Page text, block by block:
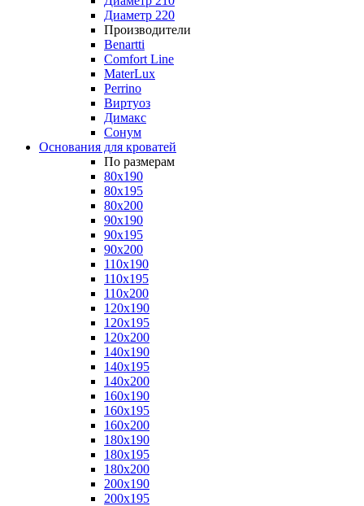
Диаметр 220
Производители
Benartti
Comfort Line
MaterLux
Perrino
Виртуоз
Димакс
Сонум
Основания для кроватей
По размерам
80x190
80x195
80x200
90x190
90x195
90x200
110x190
110x195
110x200
120x190
120x195
120x200
140x190
140x195
140x200
160x190
160x195
160x200
180x190
180x195
180x200
200x190
200x195